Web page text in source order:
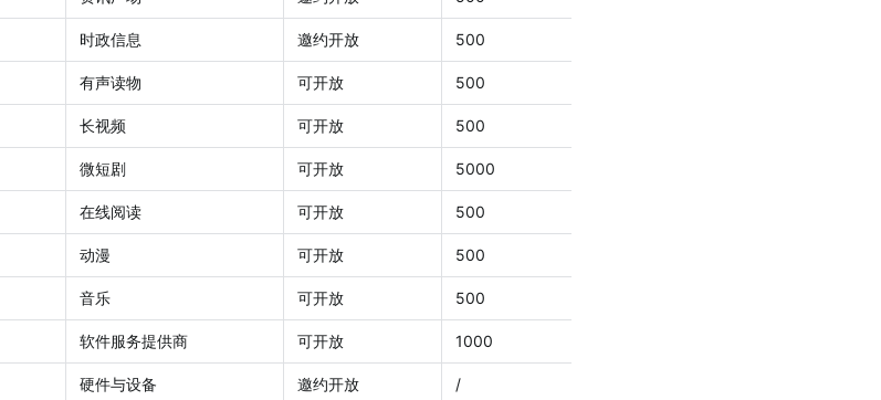
时政信息 邀约开放 500
有声读物 可开放 500
长视频 可开放 500
微短剧 可开放 5000
在线阅读 可开放 500
动漫 可开放 500
音乐 可开放 500
软件服务提供商 可开放 1000
硬件与设备 邀约开放 /